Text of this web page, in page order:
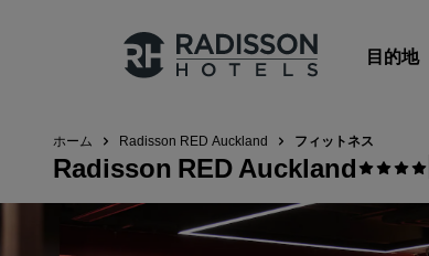
目的地
Radisson Hotels のブランド
Radisson Hotels ブランド
ホーム Radisson RED Auckland フィットネス
Radisson RED Auckland